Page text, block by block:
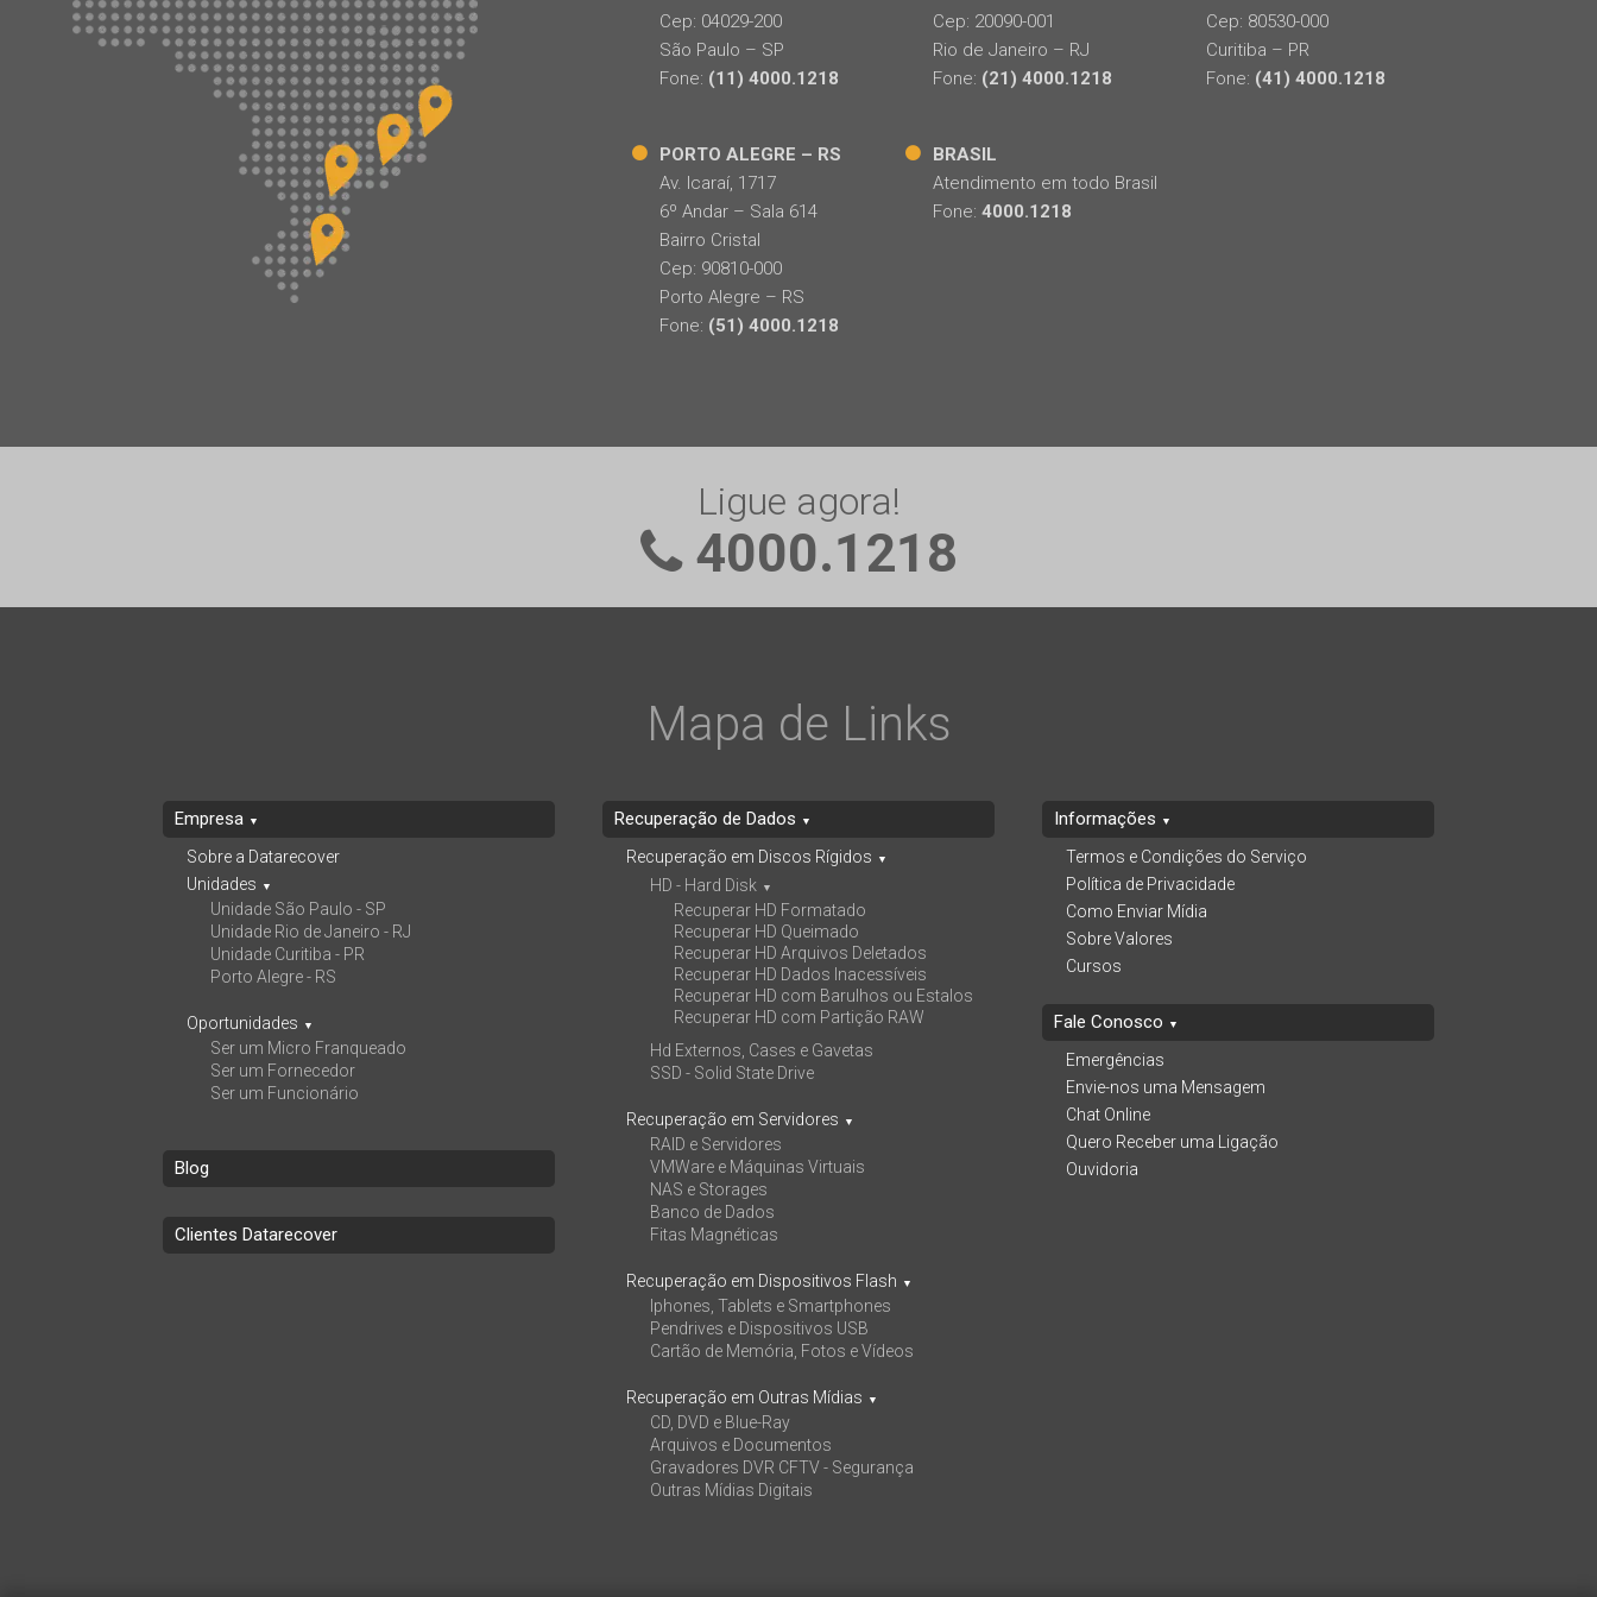
Cep: 04029-200
São Paulo – SP
Fone: (11) 4000.1218
Cep: 20090-001
Rio de Janeiro – RJ
Fone: (21) 4000.1218
Cep: 80530-000
Curitiba – PR
Fone: (41) 4000.1218
PORTO ALEGRE – RS
Av. Icaraí, 1717
6º Andar – Sala 614
Bairro Cristal
Cep: 90810-000
Porto Alegre – RS
Fone: (51) 4000.1218
BRASIL
Atendimento em todo Brasil
Fone: 4000.1218
Ligue agora!
4000.1218
Mapa de Links
Empresa ▼
Sobre a Datarecover
Unidades
▼
Unidade São Paulo - SP
Unidade Rio de Janeiro - RJ
Unidade Curitiba - PR
Porto Alegre - RS
Oportunidades ▼
Ser um Micro Franqueado
Ser um Fornecedor
Ser um Funcionário
Blog
Clientes Datarecover
Recuperação de Dados ▼
Recuperação em Discos Rígidos ▼
HD - Hard Disk ▼
Recuperar HD Formatado
Recuperar HD Queimado
Recuperar HD Arquivos Deletados
Recuperar HD Dados Inacessíveis
Recuperar HD com Barulhos ou Estalos
Recuperar HD com Partição RAW
Hd Externos, Cases e Gavetas
SSD - Solid State Drive
Recuperação em Servidores ▼
RAID e Servidores
VMWare e Máquinas Virtuais
NAS e Storages
Banco de Dados
Fitas Magnéticas
Recuperação em Dispositivos Flash ▼
Iphones, Tablets e Smartphones
Pendrives e Dispositivos USB
Cartão de Memória, Fotos e Vídeos
Recuperação em Outras Mídias ▼
CD, DVD e Blue-Ray
Arquivos e Documentos
Gravadores DVR CFTV - Segurança
Outras Mídias Digitais
Informações ▼
Termos e Condições do Serviço
Política de Privacidade
Como Enviar Mídia
Sobre Valores
Cursos
Fale Conosco ▼
Emergências
Envie-nos uma Mensagem
Chat Online
Quero Receber uma Ligação
Ouvidoria